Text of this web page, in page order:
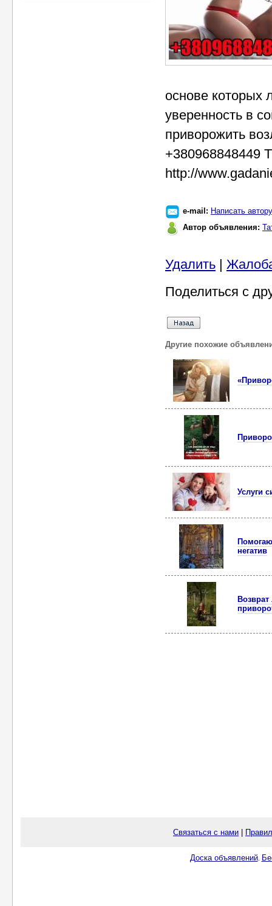
основе которых
уверенность в
приворожить
+380968848449
http://
e-mail: Написать автору
Автор объявления:
Удалить |
Поделиться с
Другие похожие
Услуги
негатив
Связаться с нами
Доска объявлений.